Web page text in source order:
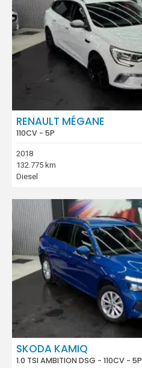
RENAULT MÉGANE
110CV - 5P
2018
132.775 km
Diesel
SKODA KAMIQ
1.0 TSI AMBITION DSG - 110CV - 5P